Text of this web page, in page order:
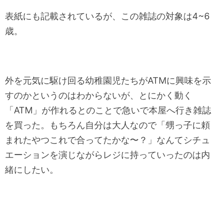
表紙にも記載されているが、この雑誌の対象は4~6
歳。
外を元気に駆け回る幼稚園児たちがATMに興味を示
すのかというのはわからないが、とにかく動く
「ATM」が作れるとのことで急いで本屋へ行き雑誌
を買った。もちろん自分は大人なので「甥っ子に頼
まれたやつこれで合ってたかな〜？」なんてシチュ
エーションを演じながらレジに持っていったのは内
緒にしたい。